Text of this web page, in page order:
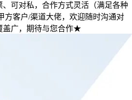
可对私，合作方式灵活（满足各种
客户/渠道大佬，欢迎随时沟通对
盖广，期待与您合作★